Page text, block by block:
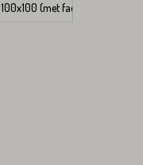
100x100 (met facet)